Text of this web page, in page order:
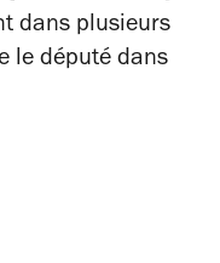
dans plusieurs
le député dans